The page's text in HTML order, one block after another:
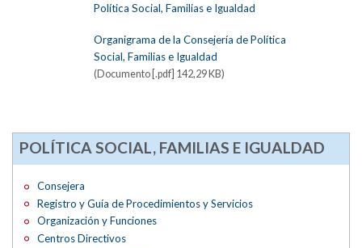
Política Social, Familias e Igualdad
Organigrama de la Consejería de Política
Social, Familias e Igualdad
(Documento [.pdf] 142,29 KB)
POLÍTICA SOCIAL, FAMILIAS E IGUALDAD
Consejera
Registro y Guía de Procedimientos y Servicios
Organización y Funciones
Centros Directivos